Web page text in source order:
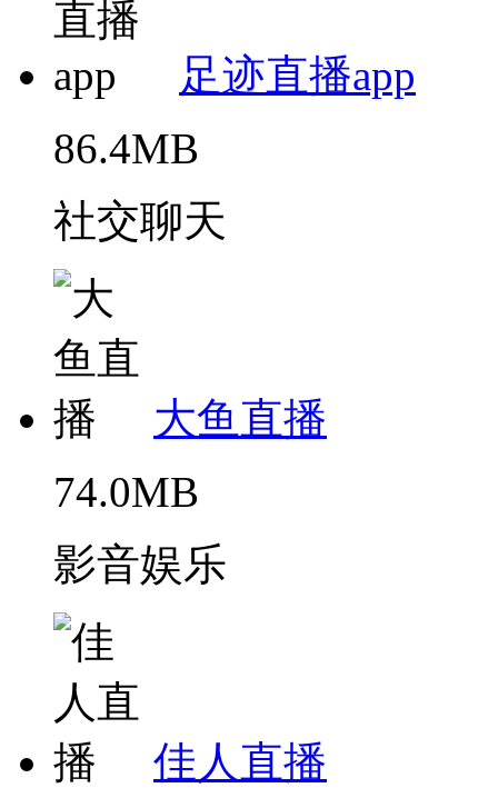
足迹直播app
86.4MB
社交聊天
大鱼直播
74.0MB
影音娱乐
佳人直播